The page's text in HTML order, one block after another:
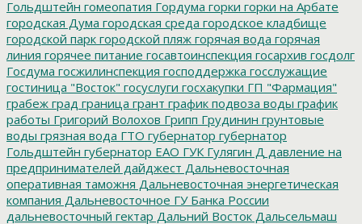
Гольдштейн гомеопатия Гордума горки горки на Арбате
городская Дума городская среда городское кладбище
городской парк городской пляж горячая вода горячая
линия горячее питание госавтоинспекция госархив госдолг
Госдума госжилинспекция господдержка госслужащие
гостиница "Восток" госуслуги госхакупки ГП "Фармация"
грабеж град граница грант график подвоза воды график
работы Григорий Волохов Грипп Грудинин грунтовые
воды грязная вода ГТО губернатор губернатор
Гольдштейн губернатор ЕАО ГУК Гулягин Д давление на
предпринимателей дайджест Дальневосточная
оперативная таможня Дальневосточная энергетическая
компания Дальневосточное ГУ Банка России
дальневосточный гектар Дальний Восток Дальсельмаш